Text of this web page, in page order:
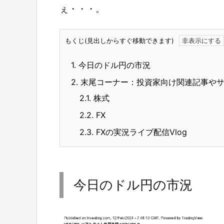
ぇ・・・。
もくじ(見出しからすぐ移動できます)
1. 今日のドル円の市況
2. 末尾コーナー：投資家向け関連記事やサ
2.1. 株式
2.2. FX
2.3. FXの実況ライブ配信Vlog
今日のドル円の市況